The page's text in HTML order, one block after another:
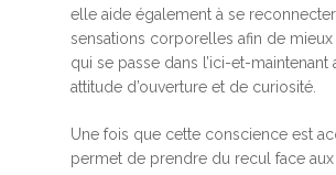
elle aide également à se
sensations corporelles afin de
qui se passe dans l’ici-et-maintenant
attitude d’ouverture et de curiosité.
Une fois que cette conscience est
permet de prendre du recul face